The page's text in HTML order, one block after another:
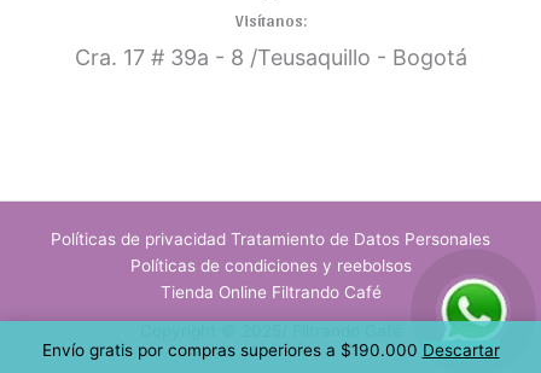
Envío gratis por compras superiores a $190.000 Descartar
Visítanos:
Cra. 17# 39a - 8 /Teusaquillo - Bogotá
Políticas de privacidad Tratamiento de Datos Personales
Políticas de condiciones y reebolsos
Tienda Online Filtrando Café